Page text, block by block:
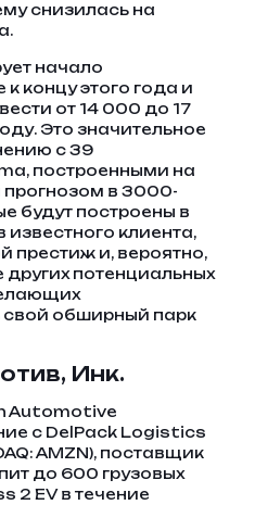
снизилась на
начало
концу этого года и
от 14 000 до 17
Это значительное
с 39
построенными на
в 3000-
будут построены в
известного клиента,
престиж и, вероятно,
потенциальных
обширный парк
Инк.
Automotive
с DelPack Logistics
AMZN), поставщик
до 600 грузовых
2 EV в течение